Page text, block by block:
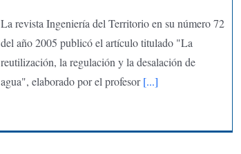
La revista Ingeniería del Territorio en su número 72
del año 2005 publicó el artículo titulado "La
reutilización, la regulación y la desalación de
agua", elaborado por el profesor[...]